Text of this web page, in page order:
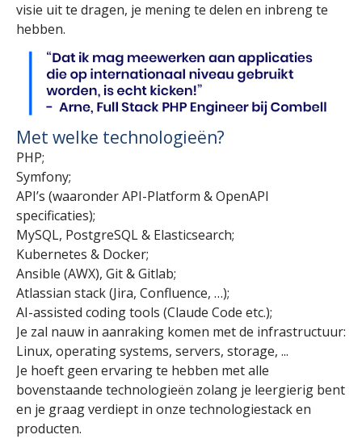
visie uit te dragen, je mening te delen en inbreng te
hebben.
Met welke technologieën?
PHP;
Symfony;
API’s (waaronder API-Platform & OpenAPI
specificaties);
MySQL, PostgreSQL & Elasticsearch;
Kubernetes & Docker;
Ansible (AWX), Git & Gitlab;
Atlassian stack (Jira, Confluence, …);
AI-assisted coding tools (Claude Code etc.);
Je zal nauw in aanraking komen met de infrastructuur:
Linux, operating systems, servers, storage, ...
Je hoeft geen ervaring te hebben met alle
bovenstaande technologieën zolang je leergierig bent
en je graag verdiept in onze technologiestack en
producten.